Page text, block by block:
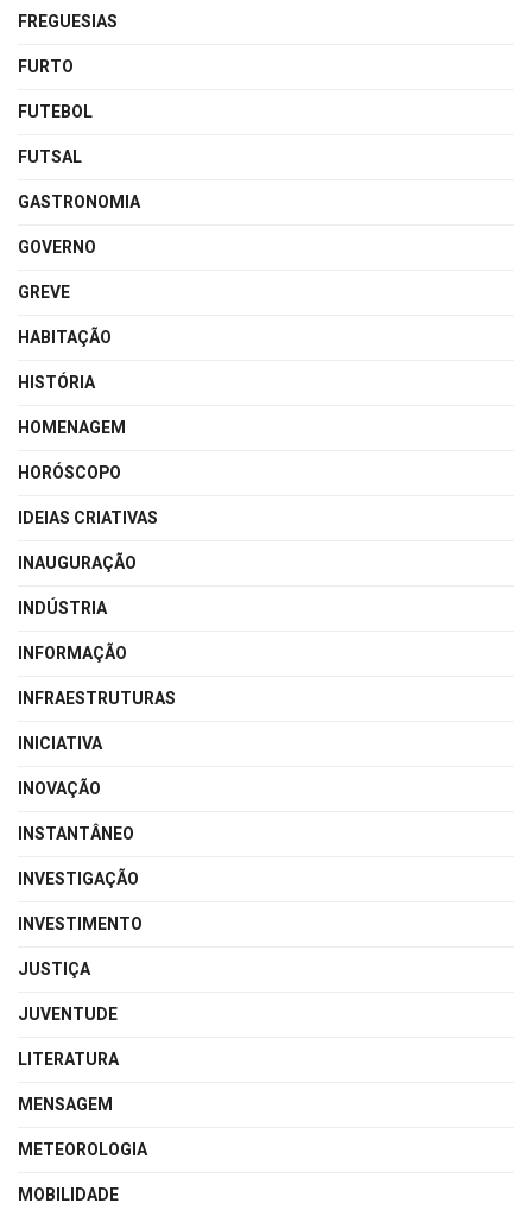
FREGUESIAS
FURTO
FUTEBOL
FUTSAL
GASTRONOMIA
GOVERNO
GREVE
HABITAÇÃO
HISTÓRIA
HOMENAGEM
HORÓSCOPO
IDEIAS CRIATIVAS
INAUGURAÇÃO
INDÚSTRIA
INFORMAÇÃO
INFRAESTRUTURAS
INICIATIVA
INOVAÇÃO
INSTANTÂNEO
INVESTIGAÇÃO
INVESTIMENTO
JUSTIÇA
JUVENTUDE
LITERATURA
MENSAGEM
METEOROLOGIA
MOBILIDADE